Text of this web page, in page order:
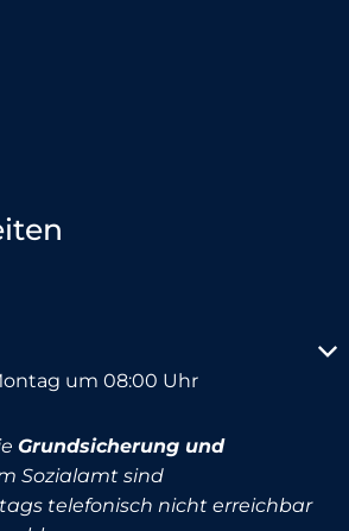
Öffnungs- oder Schließzeiten
um 08:00 Uhr
Grundsicherung und
Sozialamt sind
telefonisch nicht erreichbar